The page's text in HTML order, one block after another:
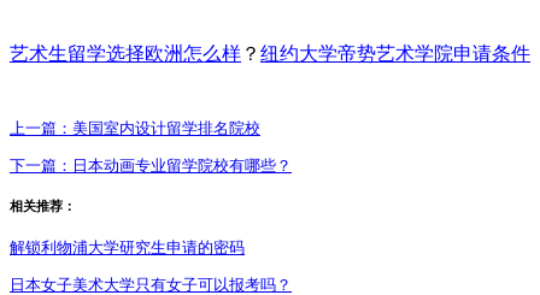
艺术生留学选择欧洲怎么样 ？ 纽约大学帝势艺术学院申请条件
上一篇： 美国室内设计留学排名院校
下一篇： 日本动画专业留学院校有哪些？
相关推荐：
解锁利物浦大学研究生申请的密码
日本女子美术大学只有女子可以报考吗？